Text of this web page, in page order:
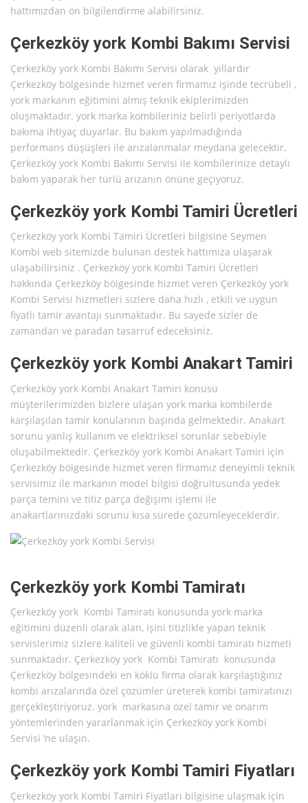
hattımızdan ön bilgilendirme alabilirsiniz.
Çerkezköy york Kombi Bakımı Servisi
Çerkezköy york Kombi Bakımı Servisi olarak yıllardır
Çerkezköy bölgesinde hizmet veren firmamız işinde tecrübeli ,
york markanın eğitimini almış teknik ekiplerimizden
oluşmaktadır. york marka kombileriniz belirli periyotlarda
bakıma ihtiyaç duyarlar. Bu bakım yapılmadığında
performans düşüşleri ile arızalanmalar meydana gelecektir.
Çerkezköy york Kombi Bakımı Servisi ile kombilerinize detaylı
bakım yaparak her türlü arızanın önüne geçiyoruz.
Çerkezköy york Kombi Tamiri Ücretleri
Çerkezköy york Kombi Tamiri Ücretleri bilgisine Seymen
Kombi web sitemizde bulunan destek hattımıza ulaşarak
ulaşabilirsiniz . Çerkezköy york Kombi Tamiri Ücretleri
hakkında Çerkezköy bölgesinde hizmet veren Çerkezköy york
Kombi Servisi hizmetleri sizlere daha hızlı , etkili ve uygun
fiyatlı tamir avantajı sunmaktadır. Bu sayede sizler de
zamandan ve paradan tasarruf edeceksiniz.
Çerkezköy york Kombi Anakart Tamiri
Çerkezköy york Kombi Anakart Tamiri konusu
müşterilerimizden bizlere ulaşan york marka kombilerde
karşılaşılan tamir konularının başında gelmektedir. Anakart
sorunu yanlış kullanım ve elektriksel sorunlar sebebiyle
oluşabilmektedir. Çerkezköy york Kombi Anakart Tamiri için
Çerkezköy bölgesinde hizmet veren firmamız deneyimli teknik
servisimiz ile markanın model bilgisi doğrultusunda yedek
parça temini ve titiz parça değişimi işlemi ile
anakartlarınızdaki sorunu kısa sürede çözümleyeceklerdir.
Çerkezköy york Kombi Tamiratı
Çerkezköy york Kombi Tamiratı konusunda york marka
eğitimini düzenli olarak alan, işini titizlikle yapan teknik
servislerimiz sizlere kaliteli ve güvenli kombi tamiratı hizmeti
sunmaktadır. Çerkezköy york Kombi Tamiratı konusunda
Çerkezköy bölgesindeki en köklü firma olarak karşılaştığınız
kombi arızalarında özel çözümler üreterek kombi tamiratınızı
gerçekleştiriyoruz. york markasına özel tamir ve onarım
yöntemlerinden yararlanmak için Çerkezköy york Kombi
Servisi ‘ne ulaşın.
Çerkezköy york Kombi Tamiri Fiyatları
Çerkezköy york Kombi Tamiri Fiyatları bilgisine ulaşmak için